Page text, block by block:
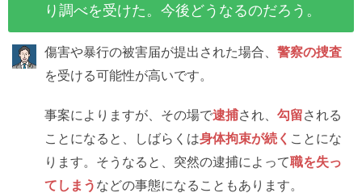
り調べを受けた。今後どうなるのだろう。
傷害や暴行の被害届が提出された場合、 警察の捜査
を受ける可能性が高いです。
事案によりますが、その場で逮捕され、 勾留される
ことになると、しばらくは身体拘束が続く ことにな
ります。そうなると、突然の逮捕によって職を失っ
てしまう などの事態になることもあります。